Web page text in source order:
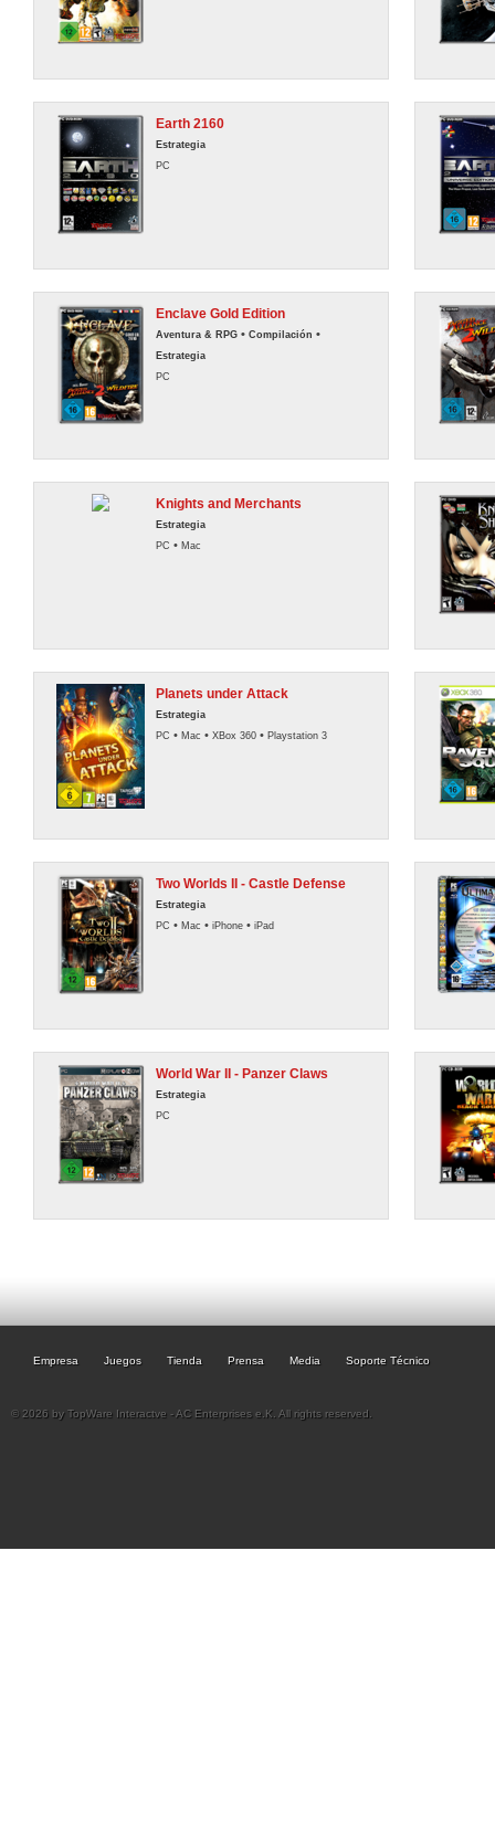
Earth 2160
Estrategia
PC
Enclave Gold Edition
Aventura & RPG • Compilación •
Estrategia
PC
Knights and Merchants
Estrategia
PC • Mac
Planets under Attack
Estrategia
PC • Mac • XBox 360 • Playstation 3
Two Worlds II - Castle Defense
Estrategia
PC • Mac • iPhone • iPad
World War II - Panzer Claws
Estrategia
PC
Empresa Juegos Tienda Prensa Media Soporte Técnico
© 2026 by TopWare Interactve - AC Enterprises e.K. All rights reserved.